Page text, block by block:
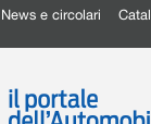
News e circolari